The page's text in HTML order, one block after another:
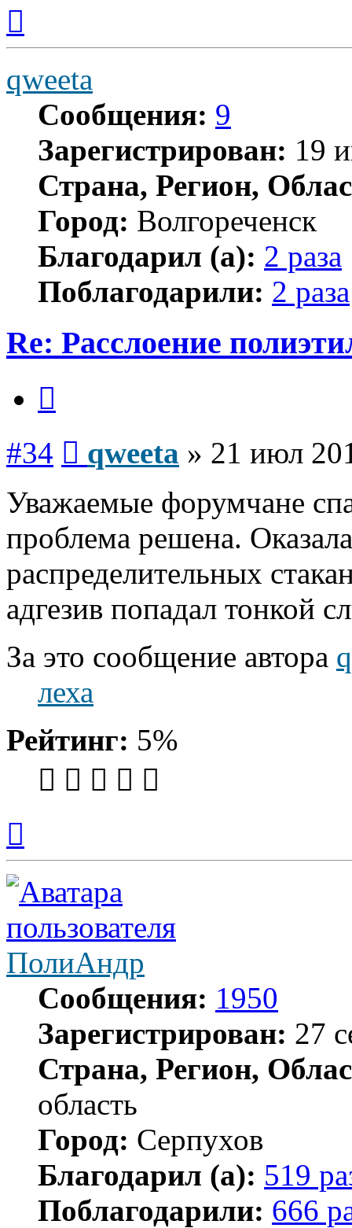
началу
qweeta
Сообщения: 9
Зарегистрирован: 19
Страна, Регион,
Город: Волгореченск
Благодарил (а): 2 раза
Поблагодарили: 2 раза
Re: Расслоение
#34 qweeta » 21 июл
Уважаемые форумчане
проблема решена.
распределительных
адгезив попадал тонкой
За это сообщение автора
леха
Рейтинг: 5%
началу
ПолиАндр
Сообщения: 1950
Зарегистрирован: 27
Страна, Регион,
область
Город: Серпухов
Благодарил (а): 519
Поблагодарили: 666